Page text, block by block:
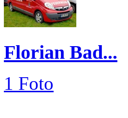
Florian Bad...
1 Foto